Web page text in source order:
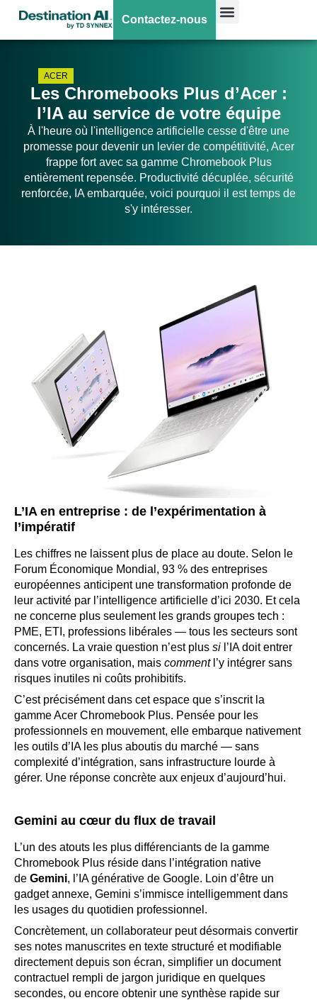
Contactez-nous
ACER
Les Chromebooks Plus d’Acer :
l’IA au service de votre équipe
À l'heure où l'intelligence artificielle cesse d'être une
promesse pour devenir un levier de compétitivité, Acer
frappe fort avec sa gamme Chromebook Plus
entièrement repensée. Productivité décuplée, sécurité
renforcée, IA embarquée, voici pourquoi il est temps de
s'y intéresser.
L’IA en entreprise : de l’expérimentation à
l’impératif
Les chiffres ne laissent plus de place au doute. Selon le
Forum Économique Mondial, 93 % des entreprises
européennes anticipent une transformation profonde de
leur activité par l’intelligence artificielle d’ici 2030. Et cela
ne concerne plus seulement les grands groupes tech :
PME, ETI, professions libérales — tous les secteurs sont
concernés. La vraie question n’est plus si l’IA doit entrer
dans votre organisation, mais commentl’y intégrer sans
risques inutiles ni coûts prohibitifs.
C’est précisément dans cet espace que s’inscrit la
gamme Acer Chromebook Plus. Pensée pour les
professionnels en mouvement, elle embarque nativement
les outils d’IA les plus aboutis du marché — sans
complexité d’intégration, sans infrastructure lourde à
gérer. Une réponse concrète aux enjeux d’aujourd’hui.
Gemini au cœur du flux de travail
L’un des atouts les plus différenciants de la gamme
Chromebook Plus réside dans l’intégration native
de Gemini, l’IA générative de Google. Loin d’être un
gadget annexe, Gemini s’immisce intelligemment dans
les usages du quotidien professionnel.
Concrètement, un collaborateur peut désormais convertir
ses notes manuscrites en texte structuré et modifiable
directement depuis son écran, simplifier un document
contractuel rempli de jargon juridique en quelques
secondes, ou encore obtenir une synthèse rapide sur